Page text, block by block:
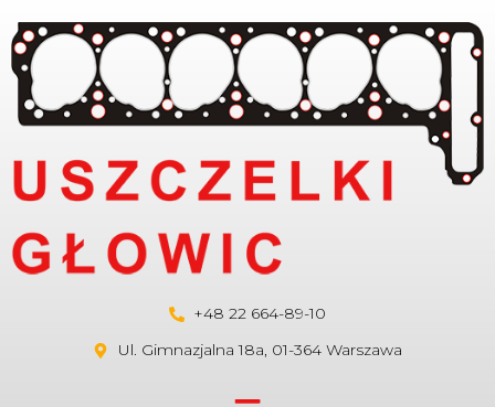
+48 22 664-89-10
Ul. Gimnazjalna 18a, 01-364 Warszawa